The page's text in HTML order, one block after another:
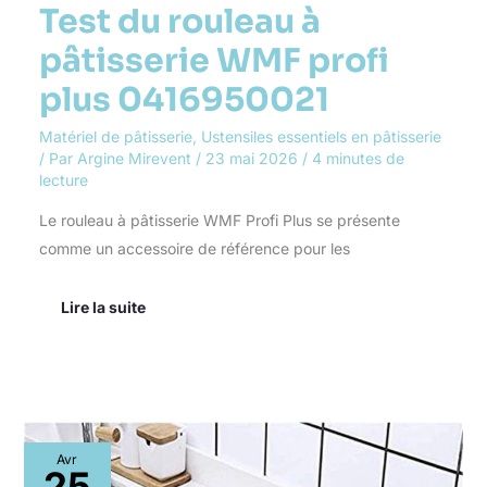
Test du rouleau à
pâtisserie WMF profi
plus 0416950021
Matériel de pâtisserie, Ustensiles essentiels en pâtisserie
/ Par Argine Mirevent / 23 mai 2026 / 4 minutes de
lecture
Le rouleau à pâtisserie WMF Profi Plus se présente
comme un accessoire de référence pour les
Lire la suite
Avr
Test
: